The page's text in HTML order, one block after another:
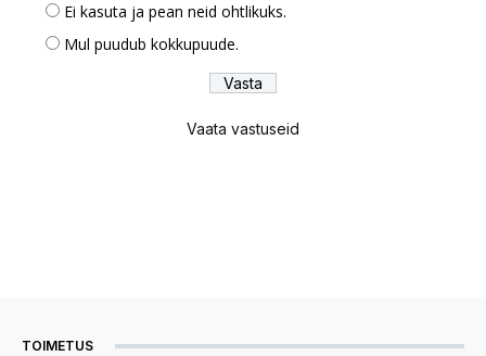
Ei kasuta ja pean neid ohtlikuks.
Mul puudub kokkupuude.
Vaata vastuseid
TOIMETUS